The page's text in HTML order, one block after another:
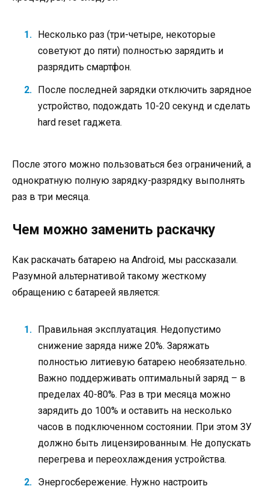
Несколько раз (три-четыре, некоторые
советуют до пяти) полностью зарядить и
разрядить смартфон.
После последней зарядки отключить зарядное
устройство, подождать 10-20 секунд и сделать
hard reset гаджета.
После этого можно пользоваться без ограничений, а
однократную полную зарядку-разрядку выполнять
раз в три месяца.
Чем можно заменить раскачку
Как раскачать батарею на Android, мы рассказали.
Разумной альтернативой такому жесткому
обращению с батареей является:
Правильная эксплуатация. Недопустимо
снижение заряда ниже 20%. Заряжать
полностью литиевую батарею необязательно.
Важно поддерживать оптимальный заряд – в
пределах 40-80%. Раз в три месяца можно
зарядить до 100% и оставить на несколько
часов в подключенном состоянии. При этом ЗУ
должно быть лицензированным. Не допускать
перегрева и переохлаждения устройства.
Энергосбережение. Нужно настроить